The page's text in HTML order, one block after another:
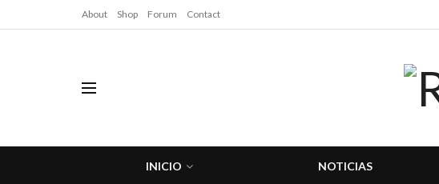
About Shop Forum Contact
INICIO NOTICIAS